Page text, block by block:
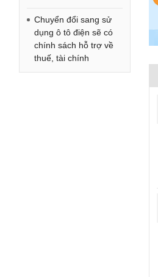
Chuyển đổi sang sử
dụng ô tô điện sẽ có
chính sách hỗ trợ về
thuế, tài chính